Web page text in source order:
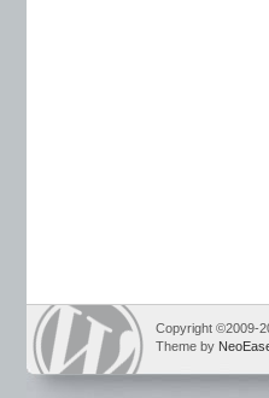
Copyright ©2009-
Theme by